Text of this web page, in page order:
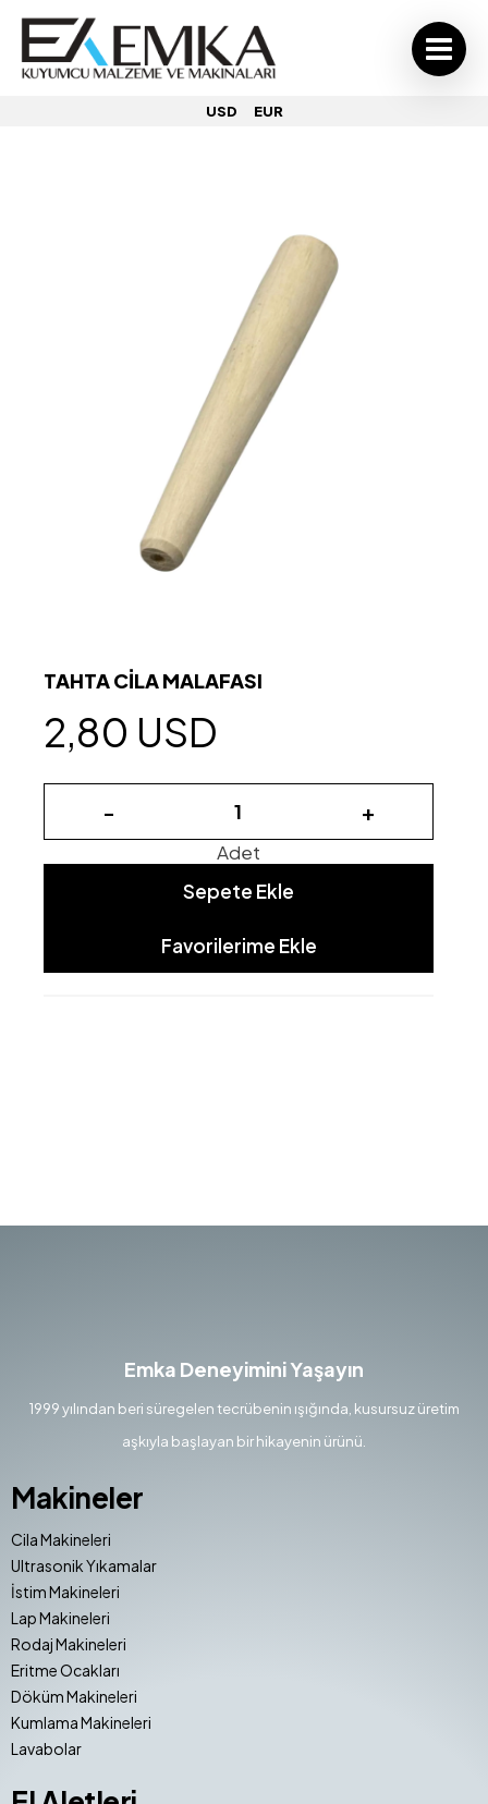
USD EUR
TAHTA CİLA MALAFASI
2,80 USD
- +
Adet
Sepete Ekle
Favorilerime Ekle
Emka Deneyimini Yaşayın
1999 yılından beri süregelen tecrübenin ışığında, kusursuz üretim
aşkıyla başlayan bir hikayenin ürünü.
Makineler
Cila Makineleri
Ultrasonik Yıkamalar
İstim Makineleri
Lap Makineleri
Rodaj Makineleri
Eritme Ocakları
Döküm Makineleri
Kumlama Makineleri
Lavabolar